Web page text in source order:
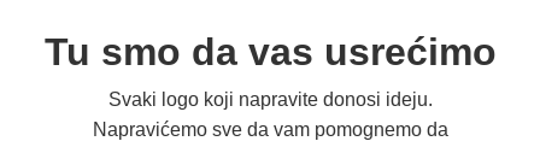
Tu smo da vas usrećimo
Svaki logo koji napravite donosi ideju.
Napravićemo sve da vam pomognemo da